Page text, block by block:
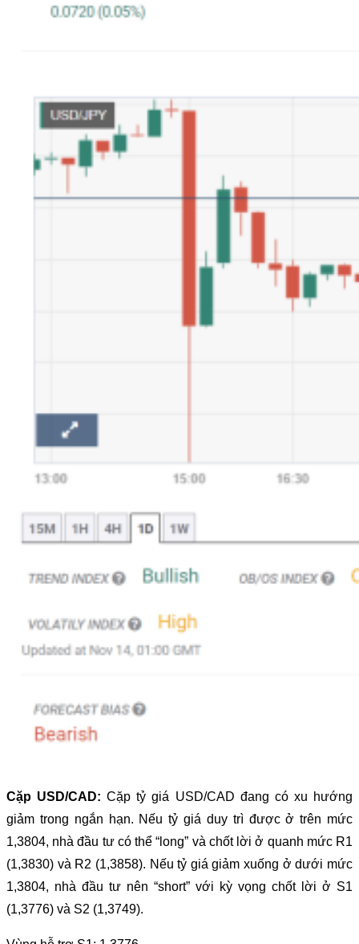
Cặp USD/CAD:Cặp tỷ giá USD/CAD đang có xu hướng
giảm trong ngắn hạn. Nếu tỷ giá duy trì được ở trên mức
1,3804, nhà đầu tư có thể “long” và chốt lời ở quanh mức R1
(1,3830) và R2 (1,3858). Nếu tỷ giá giảm xuống ở dưới mức
1,3804, nhà đầu tư nên “short” với kỳ vọng chốt lời ở S1
(1,3776) và S2 (1,3749).